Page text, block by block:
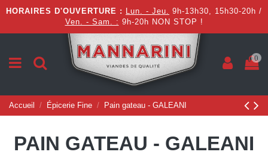
HORAIRES D'OUVERTURE : Lun. - Jeu. 9h-13h30, 15h30-20h /
Ven. - Sam. : 9h-20h NON STOP !
0
Accueil Épicerie Fine Pain gateau - GALEANI
PAIN GATEAU - GALEANI